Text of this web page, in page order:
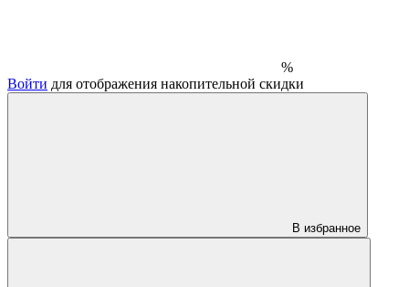
%
Войти для отображения накопительной скидки
В избранное